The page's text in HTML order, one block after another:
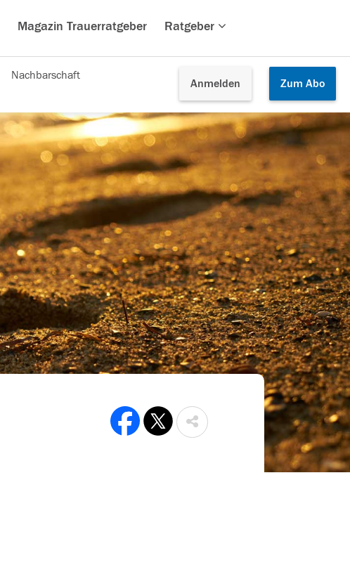
Magazin Trauerratgeber Ratgeber
Anmelden Zum Abo
Nachbarschaft